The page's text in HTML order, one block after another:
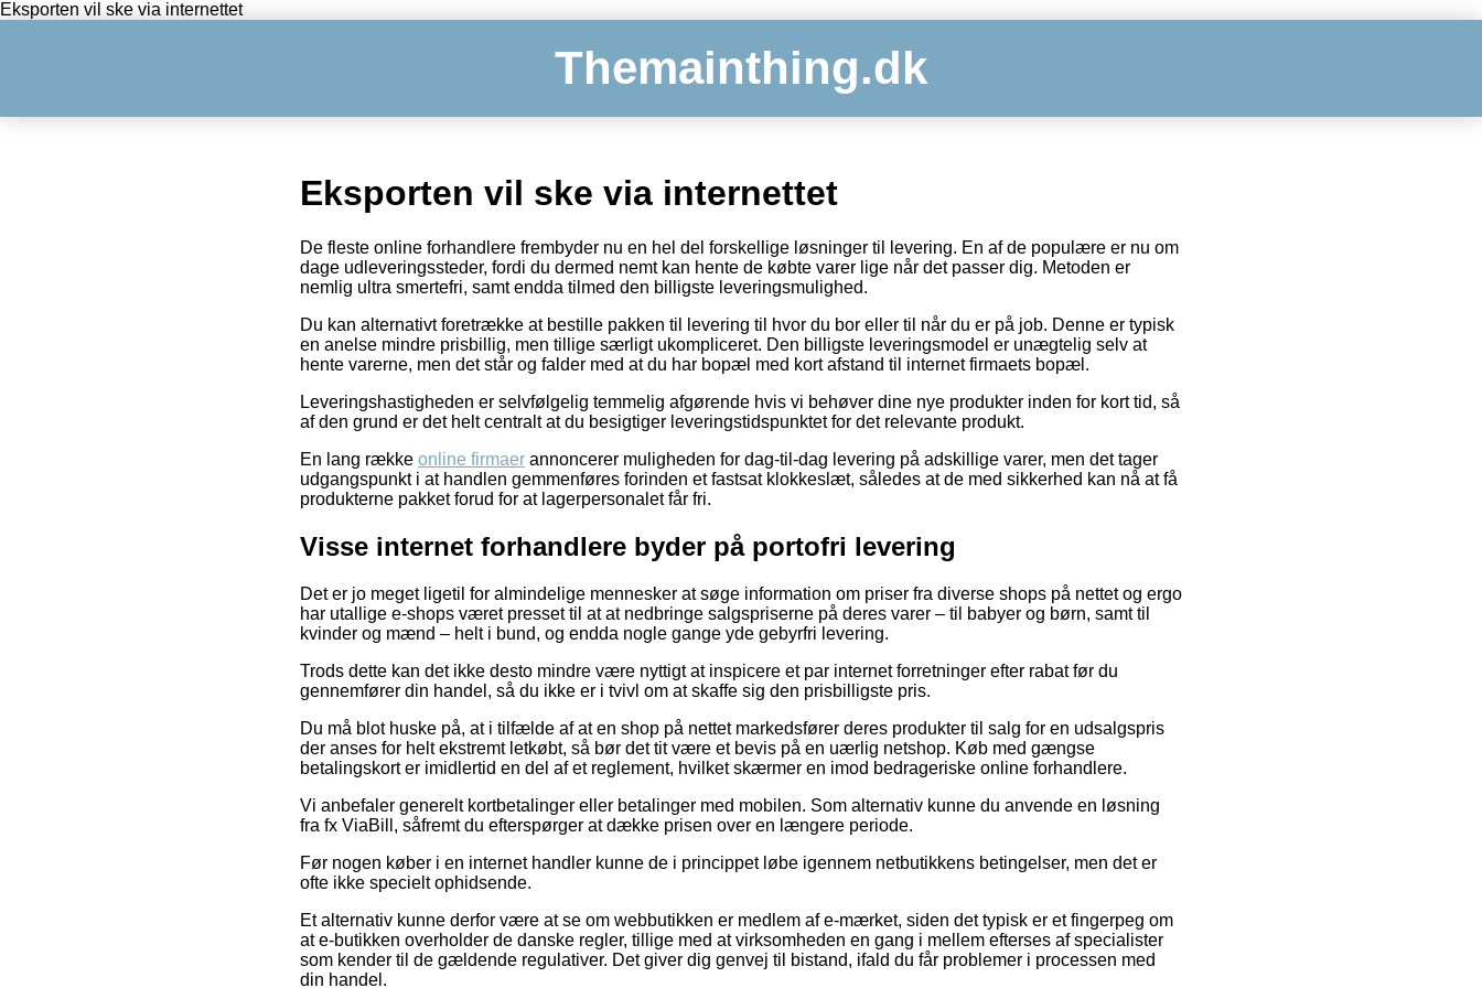
Eksporten vil ske via internettet
Themainthing.dk
Eksporten vil ske via internettet
De fleste online forhandlere frembyder nu en hel del forskellige løsninger til levering. En af de populære er nu om
dage udleveringssteder, fordi du dermed nemt kan hente de købte varer lige når det passer dig. Metoden er
nemlig ultra smertefri, samt endda tilmed den billigste leveringsmulighed.
Du kan alternativt foretrække at bestille pakken til levering til hvor du bor eller til når du er på job. Denne er typisk
en anelse mindre prisbillig, men tillige særligt ukompliceret. Den billigste leveringsmodel er unægtelig selv at
hente varerne, men det står og falder med at du har bopæl med kort afstand til internet firmaets bopæl.
Leveringshastigheden er selvfølgelig temmelig afgørende hvis vi behøver dine nye produkter inden for kort tid, så
af den grund er det helt centralt at du besigtiger leveringstidspunktet for det relevante produkt.
En lang række online firmaer annoncerer muligheden for dag-til-dag levering på adskillige varer, men det tager
udgangspunkt i at handlen gemmenføres forinden et fastsat klokkeslæt, således at de med sikkerhed kan nå at få
produkterne pakket forud for at lagerpersonalet får fri.
Visse internet forhandlere byder på portofri levering
Det er jo meget ligetil for almindelige mennesker at søge information om priser fra diverse shops på nettet og ergo
har utallige e-shops været presset til at at nedbringe salgspriserne på deres varer – til babyer og børn, samt til
kvinder og mænd – helt i bund, og endda nogle gange yde gebyrfri levering.
Trods dette kan det ikke desto mindre være nyttigt at inspicere et par internet forretninger efter rabat før du
gennemfører din handel, så du ikke er i tvivl om at skaffe sig den prisbilligste pris.
Du må blot huske på, at i tilfælde af at en shop på nettet markedsfører deres produkter til salg for en udsalgspris
der anses for helt ekstremt letkøbt, så bør det tit være et bevis på en uærlig netshop. Køb med gængse
betalingskort er imidlertid en del af et reglement, hvilket skærmer en imod bedrageriske online forhandlere.
Vi anbefaler generelt kortbetalinger eller betalinger med mobilen. Som alternativ kunne du anvende en løsning
fra fx ViaBill, såfremt du efterspørger at dække prisen over en længere periode.
Før nogen køber i en internet handler kunne de i princippet løbe igennem netbutikkens betingelser, men det er
ofte ikke specielt ophidsende.
Et alternativ kunne derfor være at se om webbutikken er medlem af e-mærket, siden det typisk er et fingerpeg om
at e-butikken overholder de danske regler, tillige med at virksomheden en gang i mellem efterses af specialister
som kender til de gældende regulativer. Det giver dig genvej til bistand, ifald du får problemer i processen med
din handel.